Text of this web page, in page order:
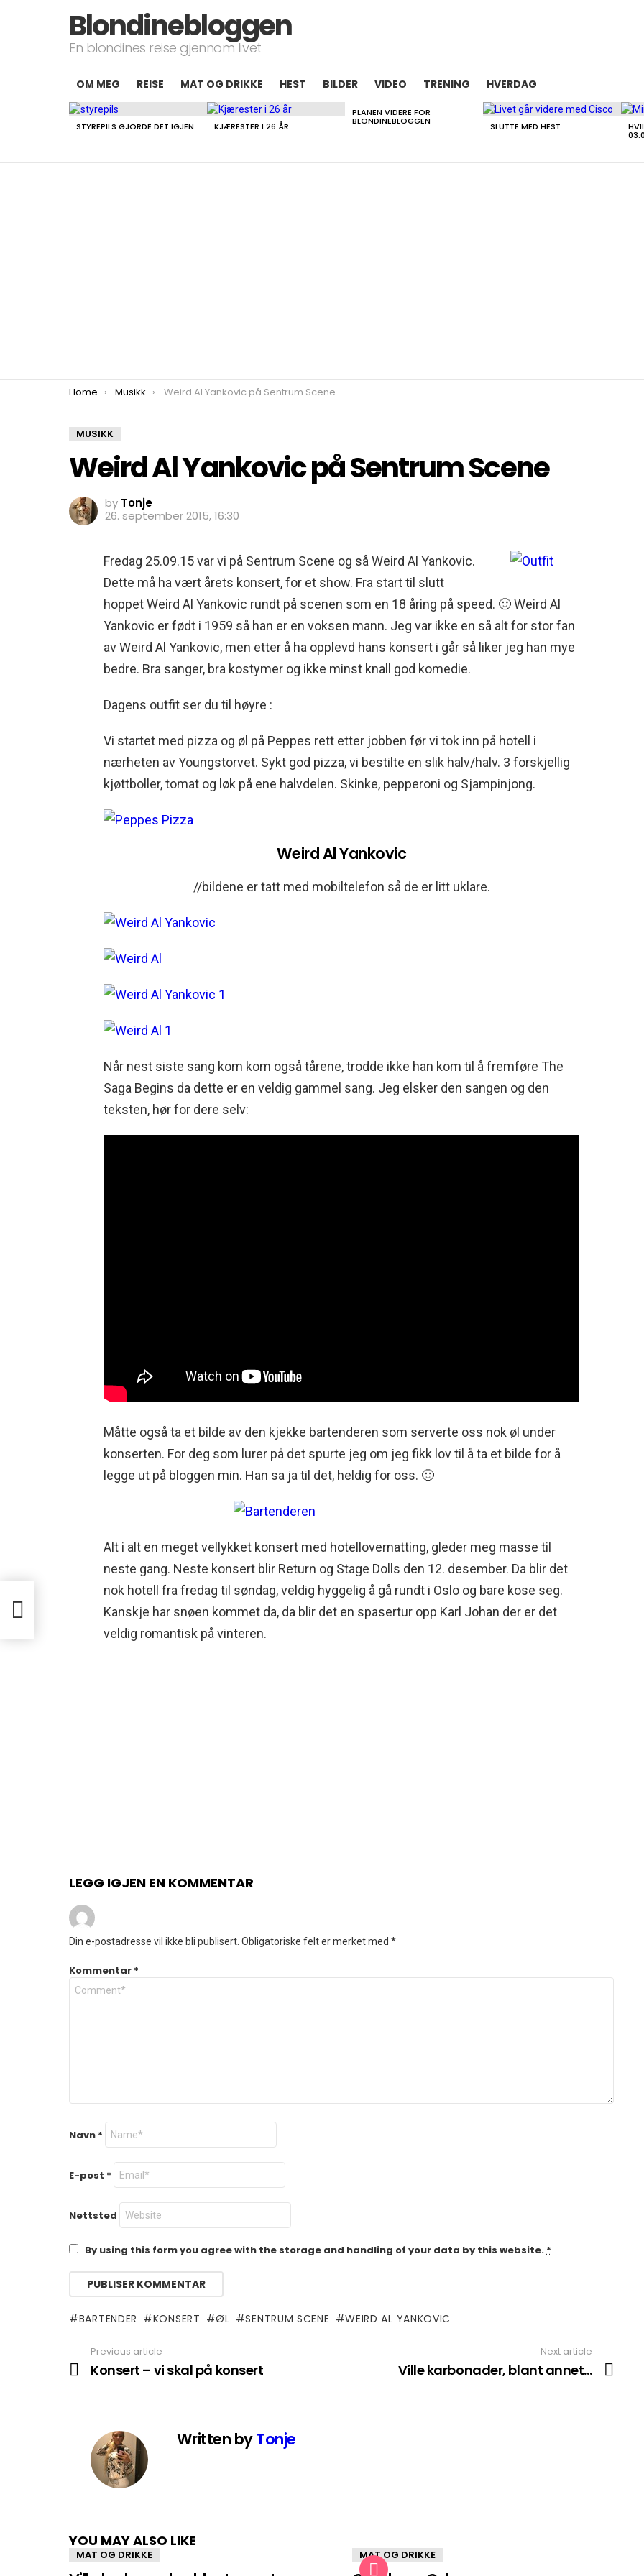
Blondinebloggen
En blondines reise gjennom livet
OM MEG REISE MAT OG DRIKKE HEST BILDER VIDEO TRENING HVERDAG
LATEST
STYREPILS GJORDE DET IGJEN KJÆRESTER I 26 ÅR
PLANEN VIDERE FOR
BLONDINEBLOGGEN SLUTTE MED HEST
You are here:
Home Musikk Weird Al Yankovic på Sentrum Scene
MUSIKK
Weird Al Yankovic på Sentrum Scene
by Tonje
26. september 2015, 16:30
Fredag 25.09.15 var vi på Sentrum Scene og så Weird Al Yankovic.
Dette må ha vært årets konsert, for et show. Fra start til slutt
hoppet Weird Al Yankovic rundt på scenen som en 18 åring på speed. 🙂 Weird Al
Yankovic er født i 1959 så han er en voksen mann. Jeg var ikke en så alt for stor fan
av Weird Al Yankovic, men etter å ha opplevd hans konsert i går så liker jeg han mye
bedre. Bra sanger, bra kostymer og ikke minst knall god komedie.
Dagens outfit ser du til høyre :
Vi startet med pizza og øl på Peppes rett etter jobben før vi tok inn på hotell i
nærheten av Youngstorvet. Sykt god pizza, vi bestilte en slik halv/halv. 3 forskjellig
kjøttboller, tomat og løk på ene halvdelen. Skinke, pepperoni og Sjampinjong.
Weird Al Yankovic
//bildene er tatt med mobiltelefon så de er litt uklare.
Når nest siste sang kom kom også tårene, trodde ikke han kom til å fremføre The
Saga Begins da dette er en veldig gammel sang. Jeg elsker den sangen og den
teksten, hør for dere selv:
Måtte også ta et bilde av den kjekke bartenderen som serverte oss nok øl under
konserten. For deg som lurer på det spurte jeg om jeg fikk lov til å ta et bilde for å
legge ut på bloggen min. Han sa ja til det, heldig for oss. 🙂
Alt i alt en meget vellykket konsert med hotellovernatting, gleder meg masse til
neste gang. Neste konsert blir Return og Stage Dolls den 12. desember. Da blir det
nok hotell fra fredag til søndag, veldig hyggelig å gå rundt i Oslo og bare kose seg.
Kanskje har snøen kommet da, da blir det en spasertur opp Karl Johan der er det
veldig romantisk på vinteren.
LEGG IGJEN EN KOMMENTAR
Din e-postadresse vil ikke bli publisert. Obligatoriske felt er merket med *
Kommentar *
Navn *
E-post *
Nettsted
By using this form you agree with the storage and handling of your data by this website.*
BARTENDER KONSERT ØL SENTRUM SCENE WEIRD AL YANKOVIC
more
Previous article
Konsert – vi skal på konsert
Next article
Ville karbonader, blant annet…
Written byTonje
YOU MAY ALSO LIKE
MAT OG DRIKKE MAT OG DRIKKE